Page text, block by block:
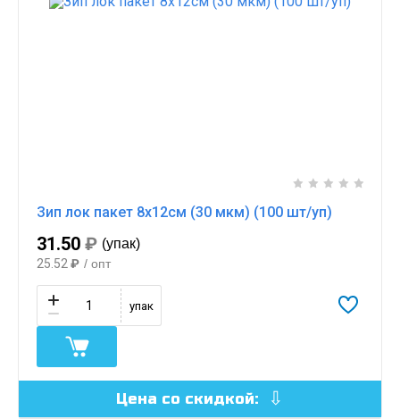
Зип лок пакет 8х12см (30 мкм) (100 шт/уп)
31.50 ₽ (упак)
25.52 ₽ / опт
упак
Цена со скидкой: